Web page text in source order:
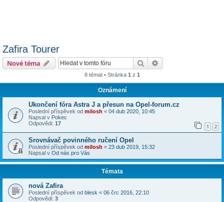
Zafira Tourer
Nové téma Hledat
8 témat • Stránka 1 z 1
Oznámení
Ukončení fóra Astra J a přesun na Opel-forum.cz
Poslední příspěvek od milosh « 04 dub 2020, 10:45
Napsal v Pokec
Odpovědi: 17 1 2
Srovnávač povinného ručení Opel
Poslední příspěvek od milosh « 23 dub 2019, 15:32
Napsal v Od nás pro Vás
Témata
nová Zafira
Poslední příspěvek od blesk « 06 črc 2016, 22:10
Odpovědi: 3